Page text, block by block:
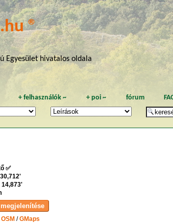
®
Egyesület hivatalos oldala
+felhasználók ~ + poi~ fórum
✅
14,873'
OSM /GMaps